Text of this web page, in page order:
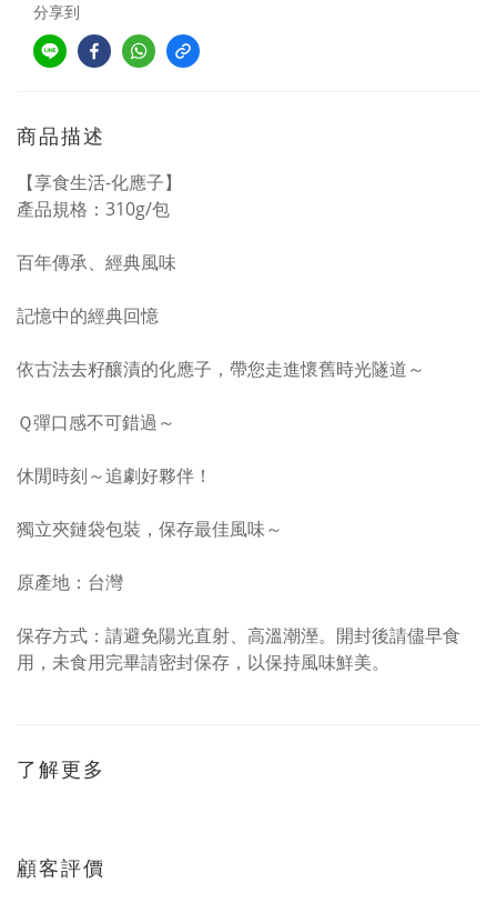
分享到
商品描述
【享食生活-化應子】
產品規格：310g/包
百年傳承、經典風味
記憶中的經典回憶
依古法去籽釀漬的化應子，帶您走進懷舊時光隧道～
Ｑ彈口感不可錯過～
休閒時刻～追劇好夥伴！
獨立夾鏈袋包裝，保存最佳風味～
原產地：台灣
保存方式：請避免陽光直射、高溫潮溼。開封後請儘早食
用，未食用完畢請密封保存，以保持風味鮮美。
了解更多
顧客評價